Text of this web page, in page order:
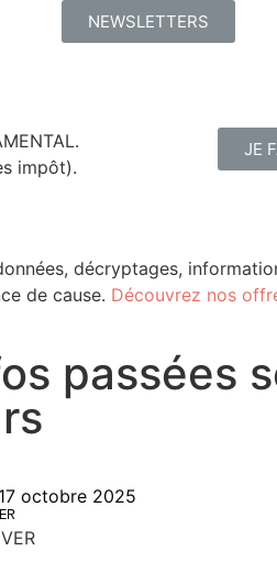
NEWSLETTERS
impôt).
JE
décryptages,
de cause. Découvrez nos
passées
octobre 2025